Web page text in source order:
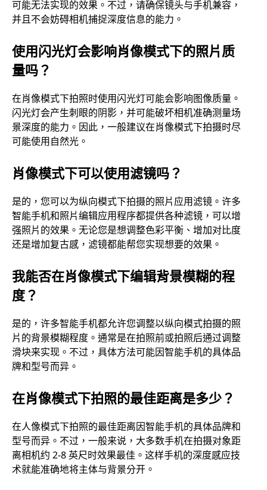
可能无法实现的效果。不过，请确保镜头与手机兼容，
并且不会妨碍相机捕捉深度信息的能力。
使用闪光灯会影响肖像模式下的照片质
量吗？
在肖像模式下拍照时使用闪光灯可能会影响图像质量。
闪光灯会产生刺眼的阴影，并可能破坏相机准确测量场
景深度的能力。因此，一般建议在肖像模式下拍摄时尽
可能使用自然光。
肖像模式下可以使用滤镜吗？
是的，您可以为纵向模式下拍摄的照片应用滤镜。许多
智能手机和照片编辑应用程序都提供各种滤镜，可以增
强照片的效果。无论您是想调整色彩平衡、增加对比度
还是增加复古感，滤镜都能帮您实现想要的效果。
我能否在肖像模式下编辑背景模糊的程
度？
是的，许多智能手机都允许您调整以纵向模式拍摄的照
片的背景模糊程度。通常是在拍照前或拍照后通过调整
滑块来实现。不过，具体方法可能因智能手机的具体品
牌和型号而异。
在肖像模式下拍照的最佳距离是多少？
在人像模式下拍照的最佳距离因智能手机的具体品牌和
型号而异。不过，一般来说，大多数手机在拍摄对象距
离相机约 2-8 英尺时效果最佳。这样手机的深度感应技
术就能准确地将主体与背景分开。